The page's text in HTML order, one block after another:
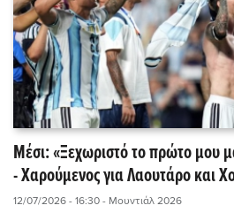
Μέσι: «Ξεχωριστό το πρώτο μου
- Χαρούμενος για Λαουτάρο και
12/07/2026 - 16:30 - Μουντιάλ 2026